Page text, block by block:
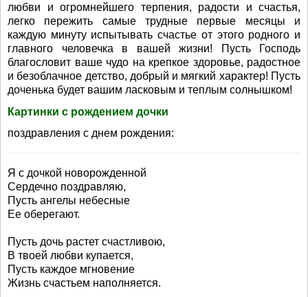
любви и огромнейшего терпения, радости и счастья,
легко пережить самые трудные первые месяцы и
каждую минуту испытывать счастье от этого родного и
главного человечка в вашей жизни! Пусть Господь
благословит ваше чудо на крепкое здоровье, радостное
и безоблачное детство, добрый и мягкий характер! Пусть
доченька будет вашим ласковым и теплым солнышком!
Картинки с рождением дочки
поздравления с днем рождения:
Я с дочкой новорожденной
Сердечно поздравляю,
Пусть ангелы небесные
Ее оберегают.
Пусть дочь растет счастливою,
В твоей любви купается,
Пусть каждое мгновение
Жизнь счастьем наполняется.